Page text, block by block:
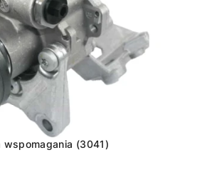
wspomagania (3041)